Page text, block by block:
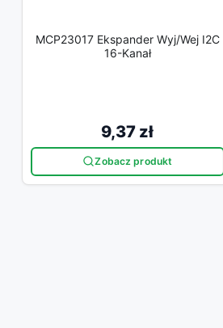
MCP23017 Ekspander Wyj/wej I2C
16-Kanał
9,37 zł
Zobacz produkt